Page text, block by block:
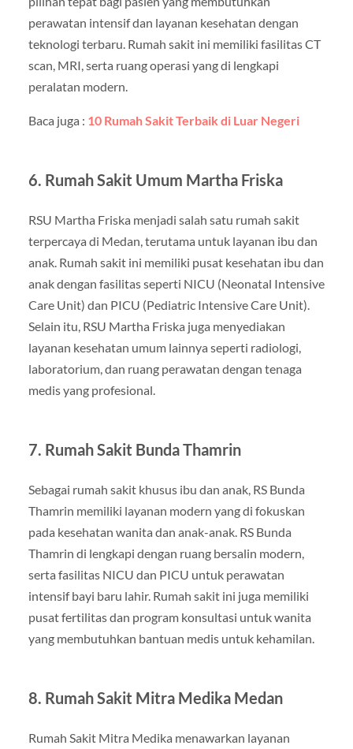
perawatan intensif dan layanan kesehatan dengan
teknologi terbaru. Rumah sakit ini memiliki fasilitas CT
scan, MRI, serta ruang operasi yang di lengkapi
peralatan modern.
Baca juga : 10 Rumah Sakit Terbaik di Luar Negeri
6. Rumah Sakit Umum Martha Friska
RSU Martha Friska menjadi salah satu rumah sakit
terpercaya di Medan, terutama untuk layanan ibu dan
anak. Rumah sakit ini memiliki pusat kesehatan ibu dan
anak dengan fasilitas seperti NICU (Neonatal Intensive
Care Unit) dan PICU (Pediatric Intensive Care Unit).
Selain itu, RSU Martha Friska juga menyediakan
layanan kesehatan umum lainnya seperti radiologi,
laboratorium, dan ruang perawatan dengan tenaga
medis yang profesional.
7. Rumah Sakit Bunda Thamrin
Sebagai rumah sakit khusus ibu dan anak, RS Bunda
Thamrin memiliki layanan modern yang di fokuskan
pada kesehatan wanita dan anak-anak. RS Bunda
Thamrin di lengkapi dengan ruang bersalin modern,
serta fasilitas NICU dan PICU untuk perawatan
intensif bayi baru lahir. Rumah sakit ini juga memiliki
pusat fertilitas dan program konsultasi untuk wanita
yang membutuhkan bantuan medis untuk kehamilan.
8. Rumah Sakit Mitra Medika Medan
Rumah Sakit Mitra Medika menawarkan layanan